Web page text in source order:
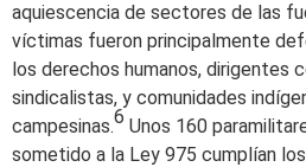
aquiescencia de sectores de las
víctimas fueron principalmente
los derechos humanos, dirigentes
sindicalistas, y comunidades
campesinas.6 Unos 160
sometido a la Ley 975 cumplían